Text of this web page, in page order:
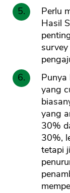
Perlu
Hasil
Punya
yang
yang
30%
30%,
tetapi